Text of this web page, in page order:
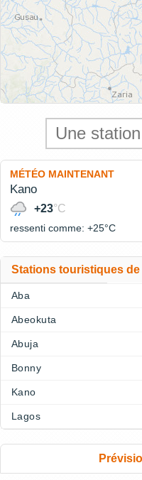
MÉTÉO MAINTENANT
Kano
+23°C
ressenti comme: +25°C
Stations touristiques
Aba
Abeokuta
Abuja
Bonny
Kano
Lagos